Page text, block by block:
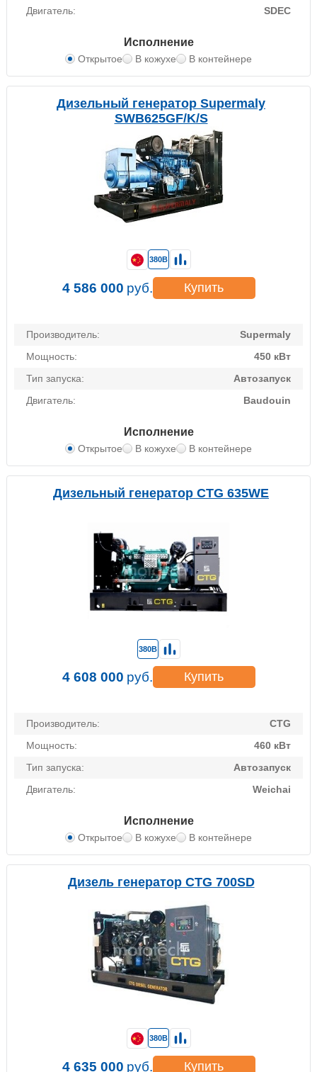
Двигатель:
SDEC
Исполнение
Открытое В кожухе В контейнере
Дизельный генератор Supermaly
SWB625GF/K/S
Производитель:
Supermaly
Мощность:
450 кВт
Тип запуска:
Автозапуск
Двигатель:
Baudouin
Исполнение
Открытое В кожухе В контейнере
380В
4 586 000 руб. Купить
Дизельный генератор CTG 635WE
Производитель:
CTG
Мощность:
460 кВт
Тип запуска:
Автозапуск
Двигатель:
Weichai
Исполнение
Открытое В кожухе В контейнере
380В
4 608 000 руб. Купить
Дизель генератор CTG 700SD
380В
4 635 000 руб. Купить